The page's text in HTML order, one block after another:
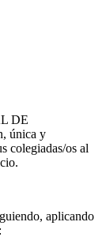
DE
única y
colegiadas/os al
aplicando